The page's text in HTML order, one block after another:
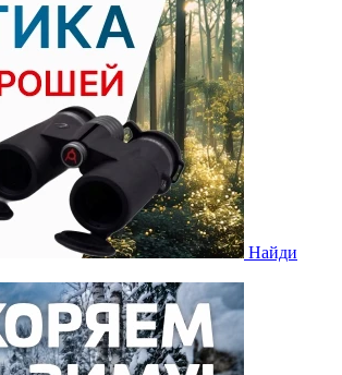
Найди